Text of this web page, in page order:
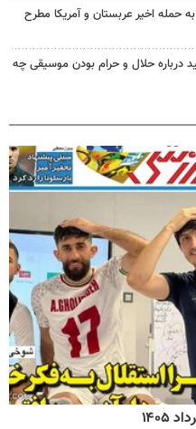
حمله اخیر عربستان و آمریکا مطرح
درباره حلال و حرام بودن موسیقی چه